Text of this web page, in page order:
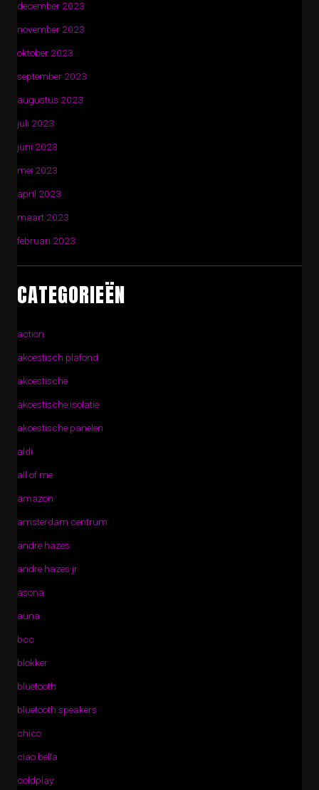
december 2023
november 2023
oktober 2023
september 2023
augustus 2023
juli 2023
juni 2023
mei 2023
april 2023
maart 2023
februari 2023
CATEGORIEËN
action
akoestisch plafond
akoestische
akoestische isolatie
akoestische panelen
aldi
all of me
amazon
amsterdam centrum
andre hazes
andre hazes jr
asona
auna
bcc
blokker
bluetooth
bluetooth speakers
chico
ciao bella
coldplay